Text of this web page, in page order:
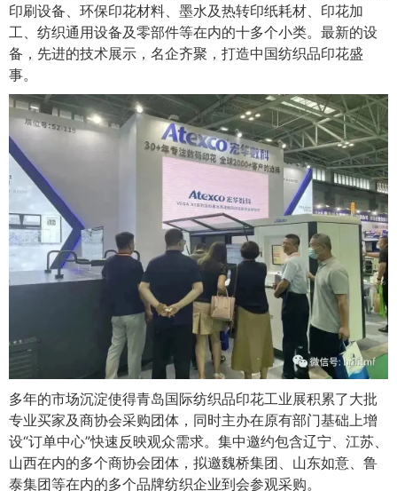
印刷设备、环保印花材料、墨水及热转印纸耗材、印花加
工、纺织通用设备及零部件等在内的十多个小类。最新的设
备，先进的技术展示，名企齐聚，打造中国纺织品印花盛
事。
多年的市场沉淀使得青岛国际纺织品印花工业展积累了大批
专业买家及商协会采购团体，同时主办在原有部门基础上增
设“订单中心”快速反映观众需求。集中邀约包含辽宁、江苏、
山西在内的多个商协会团体，拟邀魏桥集团、山东如意、鲁
泰集团等在内的多个品牌纺织企业到会参观采购。